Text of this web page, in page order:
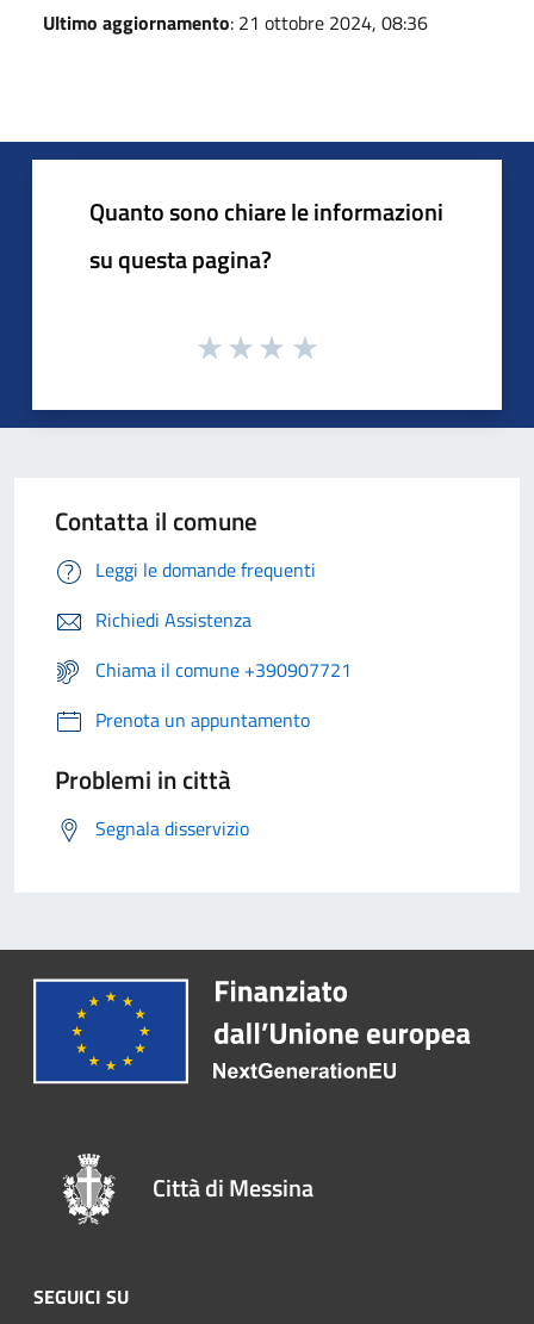
Ultimo aggiornamento: 21 ottobre 2024, 08:36
Quanto sono chiare le informazioni
su questa pagina?
Contatta il comune
Leggi le domande frequenti
Richiedi Assistenza
Chiama il comune +390907721
Prenota un appuntamento
Problemi in città
Segnala disservizio
Città di Messina
SEGUICI SU